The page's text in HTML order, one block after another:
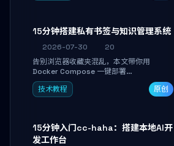
15分钟搭建私有书签与知识管理系统
2026-07-30
20
告别浏览器收藏夹混乱，本文带你用
Docker Compose 一键部署
Linkwarden。15 分钟完成私有书签系统搭
建，掌握网页快照归档、高亮批注、分类管
技术教程 原创
15分钟入门cc-haha：搭建本地AI开
发工作台